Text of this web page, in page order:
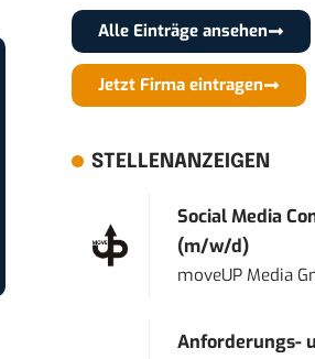
Alle Einträge ansehen
Jetzt Firma eintragen
STELLENANZEIGEN
Social Media
(m/w/d)
moveUP Media
Anforderungs-